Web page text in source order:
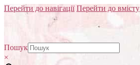
Перейти до навігації Перейти до вмісту
Пошук
×